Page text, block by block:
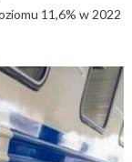
11,6% w 2022